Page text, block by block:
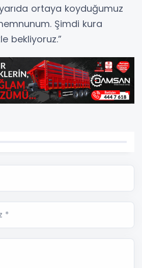
ortaya koyduğumuz
Şimdi kura
bekliyoruz.”
*